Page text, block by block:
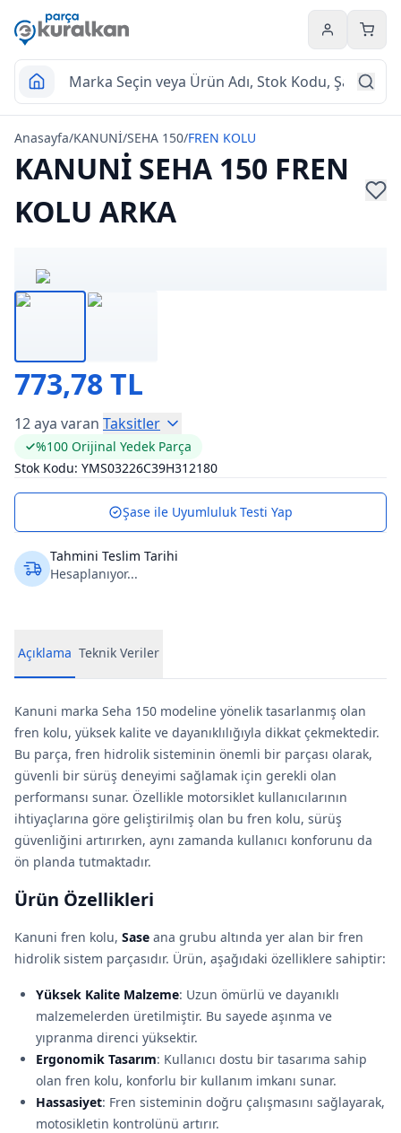
Hesabım
Anasayfa/KANUNİ/SEHA 150/FREN KOLU
KANUNİ SEHA 150 FREN
KOLU ARKA
773,78 TL
12 aya varan Taksitler
%100 Orijinal Yedek Parça
Stok Kodu: YMS03226C39H312180
Şase ile Uyumluluk Testi Yap
Tahmini Teslim Tarihi
Hesaplanıyor...
Açıklama Teknik Veriler
Kanuni marka Seha 150 modeline yönelik tasarlanmış olan
fren kolu, yüksek kalite ve dayanıklılığıyla dikkat çekmektedir.
Bu parça, fren hidrolik sisteminin önemli bir parçası olarak,
güvenli bir sürüş deneyimi sağlamak için gerekli olan
performansı sunar. Özellikle motorsiklet kullanıcılarının
ihtiyaçlarına göre geliştirilmiş olan bu fren kolu, sürüş
güvenliğini artırırken, aynı zamanda kullanıcı konforunu da
ön planda tutmaktadır.
Ürün Özellikleri
Kanuni fren kolu, Sase ana grubu altında yer alan bir fren
hidrolik sistem parçasıdır. Ürün, aşağıdaki özelliklere sahiptir:
Yüksek Kalite Malzeme: Uzun ömürlü ve dayanıklı
malzemelerden üretilmiştir. Bu sayede aşınma ve
yıpranma direnci yüksektir.
Ergonomik Tasarım: Kullanıcı dostu bir tasarıma sahip
olan fren kolu, konforlu bir kullanım imkanı sunar.
Hassasiyet: Fren sisteminin doğru çalışmasını sağlayarak,
motosikletin kontrolünü artırır.